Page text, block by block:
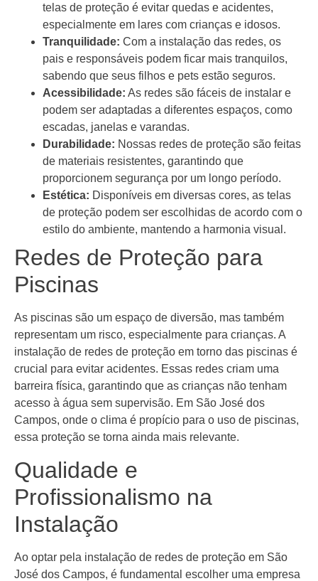
telas de proteção é evitar quedas e acidentes,
especialmente em lares com crianças e idosos.
Tranquilidade: Com a instalação das redes, os
pais e responsáveis podem ficar mais tranquilos,
sabendo que seus filhos e pets estão seguros.
Acessibilidade: As redes são fáceis de instalar e
podem ser adaptadas a diferentes espaços, como
escadas, janelas e varandas.
Durabilidade: Nossas redes de proteção são feitas
de materiais resistentes, garantindo que
proporcionem segurança por um longo período.
Estética: Disponíveis em diversas cores, as telas
de proteção podem ser escolhidas de acordo com o
estilo do ambiente, mantendo a harmonia visual.
Redes de Proteção para
Piscinas
As piscinas são um espaço de diversão, mas também
representam um risco, especialmente para crianças. A
instalação de redes de proteção em torno das piscinas é
crucial para evitar acidentes. Essas redes criam uma
barreira física, garantindo que as crianças não tenham
acesso à água sem supervisão. Em São José dos
Campos, onde o clima é propício para o uso de piscinas,
essa proteção se torna ainda mais relevante.
Qualidade e
Profissionalismo na
Instalação
Ao optar pela instalação de redes de proteção em São
José dos Campos, é fundamental escolher uma empresa